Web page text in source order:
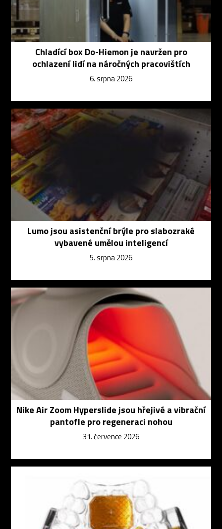
Chladící box Do-Hiemon je navržen pro
ochlazení lidí na náročných pracovištích
6. srpna 2026
Lumo jsou asistenční brýle pro slabozraké
vybavené umělou inteligencí
5. srpna 2026
Nike Air Zoom Hyperslide jsou hřejivé a vibrační
pantofle pro regeneraci nohou
31. července 2026